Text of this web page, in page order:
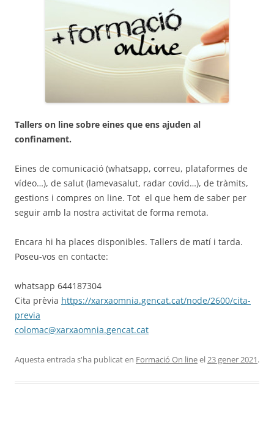
Tallers on line sobre eines que ens ajuden al
confinament.
Eines de comunicació (whatsapp, correu, plataformes de
vídeo…), de salut (lamevasalut, radar covid…), de tràmits,
gestions i compres on line. Tot el que hem de saber per
seguir amb la nostra activitat de forma remota.
Encara hi ha places disponibles. Tallers de matí i tarda.
Poseu-vos en contacte:
whatsapp 644187304
Cita prèvia https://xarxaomnia.gencat.cat/node/2600/cita-
previa
colomac@xarxaomnia.gencat.cat
Aquesta entrada s'ha publicat en Formació On lineel23 gener 2021.